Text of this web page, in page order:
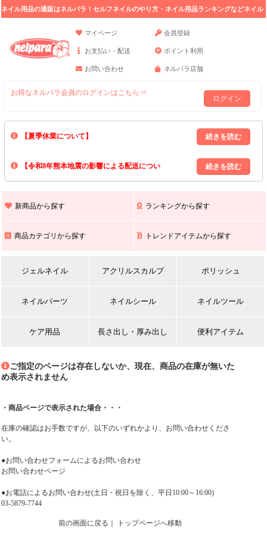
ネイル用品の通販はネルパラ！セルフネイルのやり方・ネイル用品ランキングなどネイル
マイページ
会員登録
お支払い・配送 ポイント利用
お問い合わせ ネルパラ店舗
お得なネルパラ会員のログインはこちら⇒
ログイン
【夏季休業について】
8/13(木)～8/16(日)の間｢出荷業務・お問い合わせ業務｣はお休みいたしま
上記期間中のご注文・お問い合わせは8/17(月)以降の対応となりますので
【令和8年熊本地震の影響による配送につい
また､ 九州全域でお荷物のお届けに遅延が生じております｡
新商品から探す ランキングから探す
商品カテゴリから探す トレンドアイテムから探す
ジェルネイル アクリルスカルプ ポリッシュ
ネイルパーツ ネイルシール ネイルツール
ケア用品 長さ出し・厚み出し 便利アイテム
ご指定のページは存在しないか、現在、商品の在庫が無いた
め表示されません
・商品ページで表示された場合・・・
在庫の確認はお手数ですが、以下のいずれかより、お問い合わせくださ
い。
●お問い合わせフォームによるお問い合わせ
お問い合わせページ
●お電話によるお問い合わせ(土日・祝日を除く、平日10:00～16:00)
03-5879-7744
前の画面に戻る トップページへ移動